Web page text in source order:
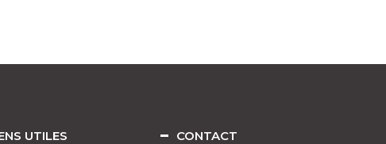
UTILES CONTACT